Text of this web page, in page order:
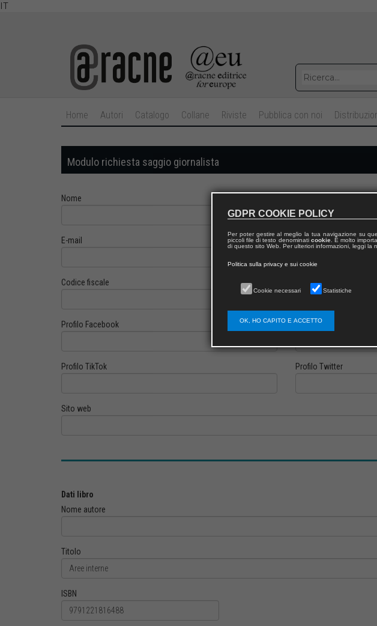
IT
Home Autori Catalogo Collane Riviste Pubblica con noi
Modulo richiesta saggio giornalista
Nome
E-mail
Codice fiscale
Profilo Facebook Profilo Instagram
Profilo TikTok Profilo Twitter
Sito web
Dati libro
Nome autore
Titolo
ISBN
GDPR COOKIE POLICY
Per poter gestire al meglio la tua navigazione su
piccoli file di testo denominati cookie. È molto
di questo sito Web. Per ulteriori informazioni, leggi la
Politica sulla privacy e sui cookie
Cookie necessari Statistiche
OK, HO CAPITO E ACCETTO